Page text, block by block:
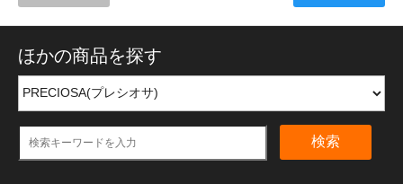
ほかの商品を探す
検索